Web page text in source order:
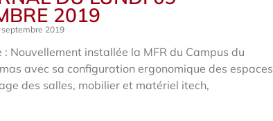
2019
septembre 2019
: Nouvellement installée la MFR du Campus du
avec sa configuration ergonomique des espaces
des salles, mobilier et matériel itech,